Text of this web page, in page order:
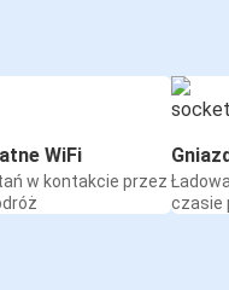
WiFi
w kontakcie przez
czasie